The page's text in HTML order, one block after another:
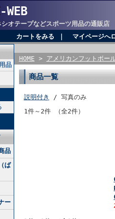
WEB
オテープなどスポーツ用品の通販店
カートをみる
マイページへ
品
品
ば
ー
HOME > アメリカンフットボー
商品一覧
説明付き
/ 写真のみ
1件～2件 （全2件）